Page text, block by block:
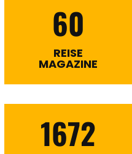
60
REISE
MAGAZINE
1672